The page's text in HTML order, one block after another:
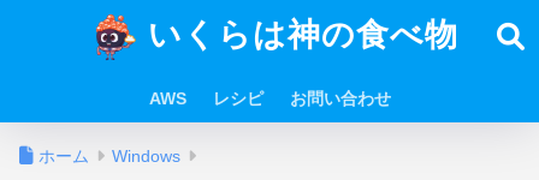
いくらは神の食べ物
AWS レシピ お問い合わせ
ホーム Windows